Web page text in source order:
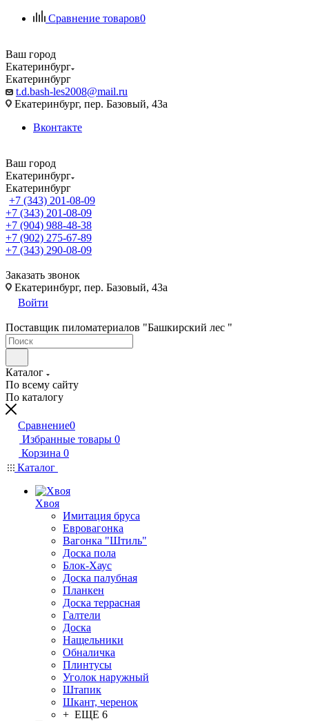
Сравнение товаров0
Ваш город
Екатеринбург
Екатеринбург
t.d.bash-les2008@mail.ru
Екатеринбург, пер. Базовый, 43а
Вконтакте
Ваш город
Екатеринбург
Екатеринбург
+7 (343) 201-08-09
+7 (343) 201-08-09
+7 (904) 988-48-38
+7 (902) 275-67-89
+7 (343) 290-08-09
Заказать звонок
Екатеринбург, пер. Базовый, 43а
Войти
Поставщик пиломатериалов "Башкирский лес "
Каталог
По всему сайту
По каталогу
Сравнение0
Избранные товары 0
Корзина 0
Каталог
Хвоя
Имитация бруса
Евровагонка
Вагонка "Штиль"
Доска пола
Блок-Хаус
Доска палубная
Планкен
Доска террасная
Галтели
Доска
Нащельники
Обналичка
Плинтусы
Уголок наружный
Штапик
Шкант, черенок
+ ЕЩЕ 6